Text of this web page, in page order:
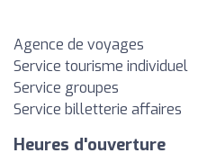
Agence de voyages
Service tourisme individuel
Service groupes
Service billetterie affaires
Heures d'ouverture